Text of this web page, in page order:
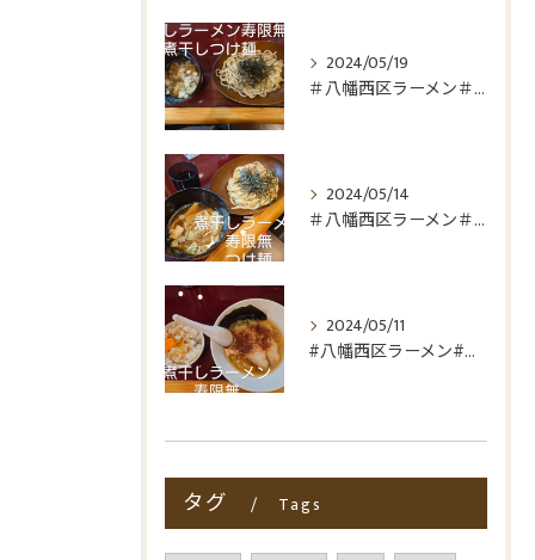
2024/05/19
＃八幡西区ラーメン＃八幡西区折尾ラーメン
2024/05/14
＃八幡西区ラーメン＃折尾ラーメン＃つけ麺＃非豚骨
2024/05/11
#八幡西区ラーメン#折尾ラーメン#非豚骨#煮干しラーメン寿限...
タグ Tags